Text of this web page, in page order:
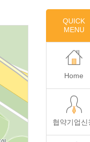
QUICK
MENU
Home
협약기업신